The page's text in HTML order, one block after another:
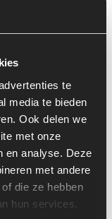
te
media te bieden
Ook delen we
met onze
en analyse. Deze
met andere
die ze hebben
hun services.
Ahlmann AZ14